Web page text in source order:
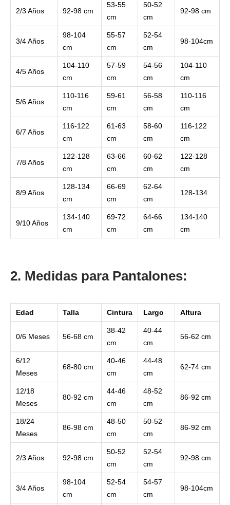
2/3 Años 92-98 cm
53-55
cm
50-52
cm
92-98 cm
3/4 Años
98-104
cm
55-57
cm
52-54
cm
98-104cm
4/5 Años
104-110
cm
57-59
cm
54-56
cm
104-110
cm
5/6 Años
110-116
cm
59-61
cm
56-58
cm
110-116
cm
6/7 Años
116-122
cm
61-63
cm
58-60
cm
116-122
cm
7/8 Años
122-128
cm
63-66
cm
60-62
cm
122-128
cm
8/9 Años
128-134
cm
66-69
cm
62-64
cm
128-134
9/10 Años
134-140
cm
69-72
cm
64-66
cm
134-140
cm
2. Medidas para Pantalones:
Edad Talla Cintura Largo Altura
0/6 Meses 56-68 cm
38-42
cm
40-44
cm
56-62 cm
6/12
Meses
68-80 cm
40-46
cm
44-48
cm
62-74 cm
12/18
Meses
80-92 cm
44-46
cm
48-52
cm
86-92 cm
18/24
Meses
86-98 cm
48-50
cm
50-52
cm
86-92 cm
2/3 Años 92-98 cm
50-52
cm
52-54
cm
92-98 cm
3/4 Años
98-104
cm
52-54
cm
54-57
cm
98-104cm